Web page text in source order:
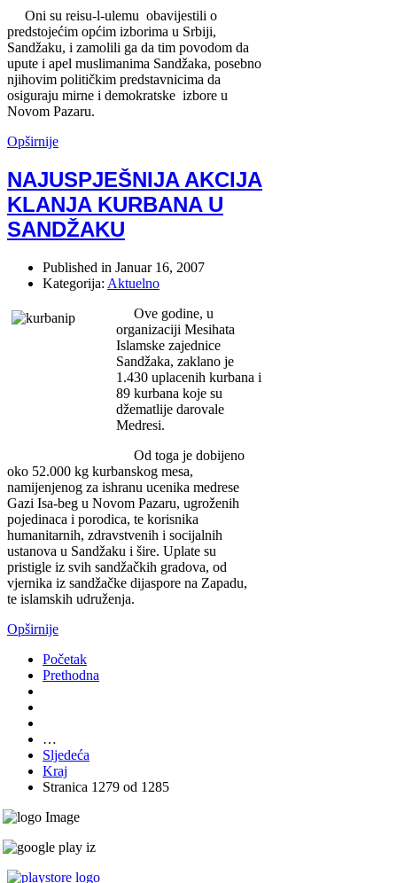
Oni su reisu-l-ulemu obavijestili o
predstojećim općim izborima u Srbiji,
Sandžaku, i zamolili ga da tim povodom da
upute i apel muslimanima Sandžaka, posebno
njihovim političkim predstavnicima da
osiguraju mirne i demokratske izbore u
Novom Pazaru.
Opširnije
NAJUSPJEŠNIJA AKCIJA
KLANJA KURBANA U
SANDŽAKU
Published in Januar 16, 2007
Kategorija: Aktuelno
Ove godine, u
organizaciji Mesihata
Islamske zajednice
Sandžaka, zaklano je
1.430 uplacenih kurbana i
89 kurbana koje su
džematlije darovale
Medresi.
Od toga je dobijeno
oko 52.000 kg kurbanskog mesa,
namijenjenog za ishranu ucenika medrese
Gazi Isa-beg u Novom Pazaru, ugroženih
pojedinaca i porodica, te korisnika
humanitarnih, zdravstvenih i socijalnih
ustanova u Sandžaku i šire. Uplate su
pristigle iz svih sandžačkih gradova, od
vjernika iz sandžačke dijaspore na Zapadu,
te islamskih udruženja.
Opširnije
Početak
Prethodna
…
Sljedeća
Kraj
Stranica 1279 od 1285